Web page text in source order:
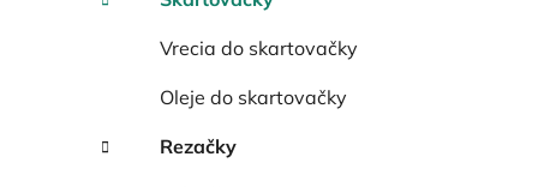
Vrecia do skartovačky
Oleje do skartovačky
Rezačky